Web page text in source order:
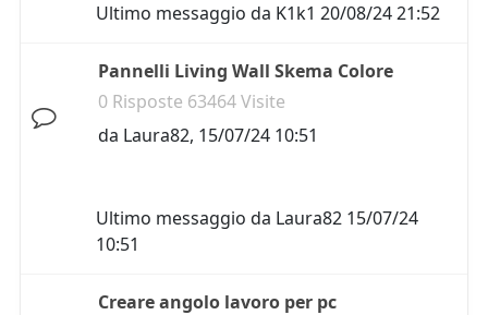
Ultimo messaggio da K1k1 20/08/24 21:52
Pannelli Living Wall Skema Colore
0 Risposte 63464 Visite
da Laura82, 15/07/24 10:51
Ultimo messaggio da Laura82 15/07/24
10:51
Creare angolo lavoro per pc